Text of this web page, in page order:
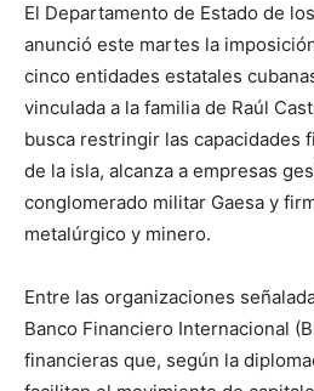
El Departamento de Estado de
anunció este martes la
cinco entidades estatales
vinculada a la familia de Raúl
busca restringir las capacidades
de la isla, alcanza a empresas
conglomerado militar Gaesa y
metalúrgico y minero.
Entre las organizaciones
Banco Financiero Internacional
financieras que, según la